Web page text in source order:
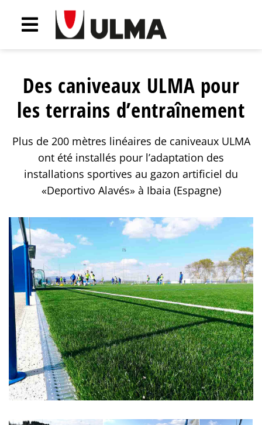
Des caniveaux ULMA pour
les terrains d’entraînement
Plus de 200 mètres linéaires de caniveaux ULMA
ont été installés pour l’adaptation des
installations sportives au gazon artificiel du
«Deportivo Alavés» à Ibaia (Espagne)